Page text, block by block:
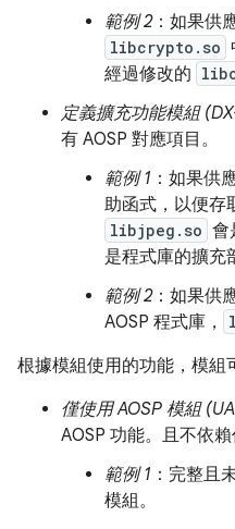
範例 2：如果供
libcrypto.so
經過修改的
定義擴充功能模組
有 AOSP 對應項目。
範例 1 ：如果供
助函式，以便存
libjpeg.so 會
是程式庫的擴充
範例 2：如果供
AOSP 程式庫，
根據模組使用的功能，模組
僅使用 AOSP 模組
AOSP 功能。且不依賴
範例 1 ：完整且
模組。